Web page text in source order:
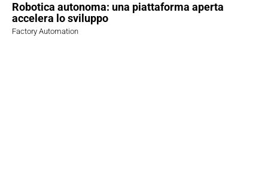
Robotica autonoma: una piattaforma aperta
accelera lo sviluppo
Factory Automation